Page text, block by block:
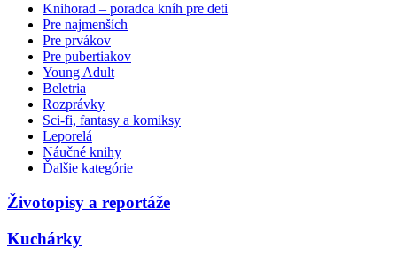
Knihorad – poradca kníh pre deti
Pre najmenších
Pre prvákov
Pre pubertiakov
Young Adult
Beletria
Rozprávky
Sci-fi, fantasy a komiksy
Leporelá
Náučné knihy
Ďalšie kategórie
Životopisy a reportáže
Kuchárky